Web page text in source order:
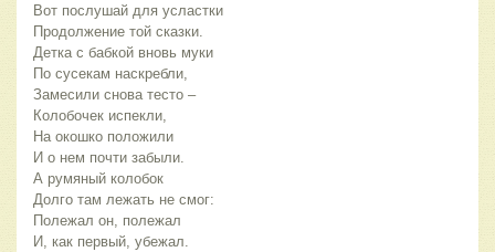
Вот послушай для усластки
Продолжение той сказки.
Детка с бабкой вновь муки
По сусекам наскребли,
Замесили снова тесто –
Колобочек испекли,
На окошко положили
И о нем почти забыли.
А румяный колобок
Долго там лежать не смог:
Полежал он, полежал
И, как первый, убежал.